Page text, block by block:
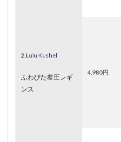
2.Lulu Kushel
ふわぴた着圧レギ
ンス
4,980円